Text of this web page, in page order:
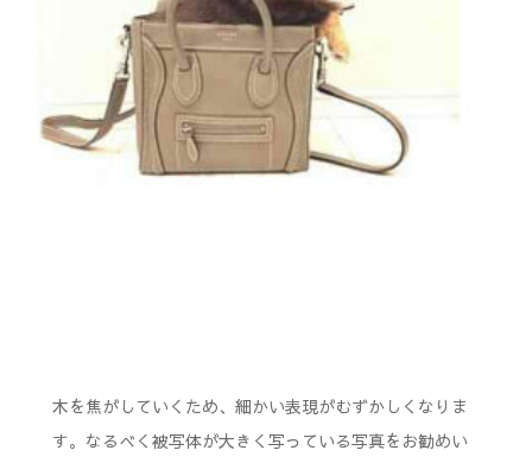
木を焦がしていくため、細かい表現がむずかしくなりま
す。なるべく被写体が大きく写っている写真をお勧めい